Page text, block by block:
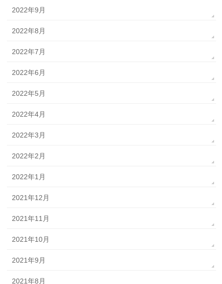
2022年9月
2022年8月
2022年7月
2022年6月
2022年5月
2022年4月
2022年3月
2022年2月
2022年1月
2021年12月
2021年11月
2021年10月
2021年9月
2021年8月